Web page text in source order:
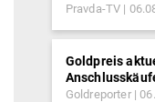
Pravda-TV
Goldpreis
Goldreporter